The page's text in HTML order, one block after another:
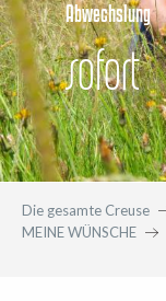
Abwechslung
sofort
Die gesamte Creuse
MEINE WÜNSCHE